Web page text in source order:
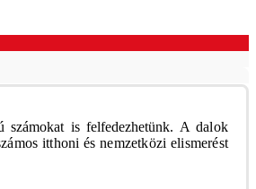
számokat is felfedezhetünk. A dalok
itthoni és nemzetközi elismerést